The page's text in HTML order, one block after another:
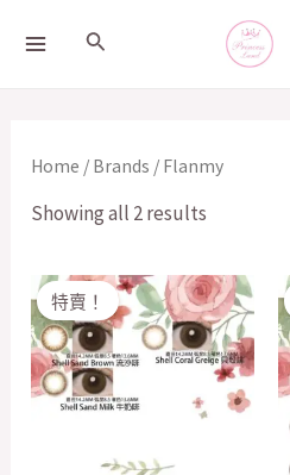
Search
Home / Brands / Flanmy
Showing all 2 results
特賣！
Original
price
was:
$158.00.
Current
price
is:
$100.00.